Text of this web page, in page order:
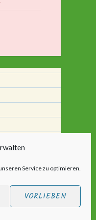
Service zu optimieren.
VORLIEBEN